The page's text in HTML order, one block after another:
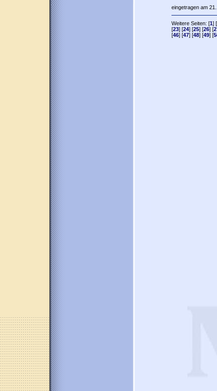
eingetragen am
Weitere Seiten: [1] [
[23] [24] [25] [26] [
[46] [47] [48] [49] [